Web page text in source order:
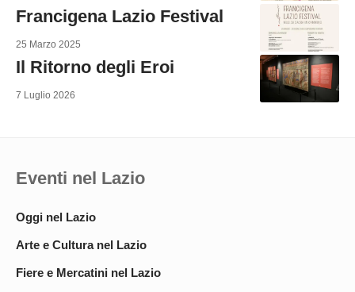
Francigena Lazio Festival
25 Marzo 2025
Il Ritorno degli Eroi
7 Luglio 2026
Eventi nel Lazio
Oggi nel Lazio
Arte e Cultura nel Lazio
Fiere e Mercatini nel Lazio